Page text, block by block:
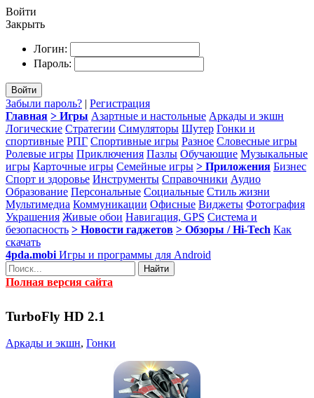
Войти
Закрыть
Логин:
Пароль:
Войти
Забыли пароль? | Регистрация
Главная > Игры Азартные и настольные Аркады и экшн
Логические Стратегии Симуляторы Шутер Гонки и
спортивные РПГ Спортивные игры Разное Словесные игры
Ролевые игры Приключения Пазлы Обучающие Музыкальные
игры Карточные игры Семейные игры > Приложения Бизнес
Спорт и здоровье Инструменты Справочники Аудио
Образование Персональные Социальные Стиль жизни
Мультимедиа Коммуникации Офисные Виджеты Фотография
Украшения Живые обои Навигация, GPS Система и
безопасность > Новости гаджетов > Обзоры / Hi-Tech Как
скачать
4pda.mobi Игры и программы для Android
Найти
Полная версия сайта
TurboFly HD 2.1
Аркады и экшн, Гонки